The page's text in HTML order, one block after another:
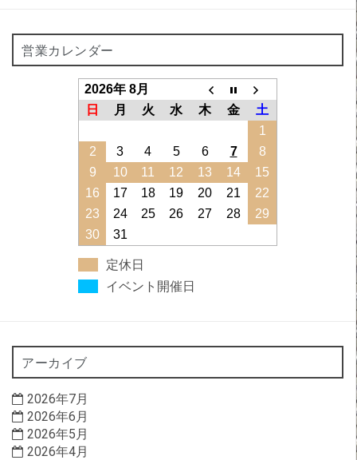
営業カレンダー
2026年 8月
日
月 火 水 木 金
土
1
2
3 4 5 6 7
8
9
10 11 12 13 14
15
16
17 18 19 20 21
22
23
24 25 26 27 28
29
30
31
定休日
イベント開催日
アーカイブ
2026年7月
2026年6月
2026年5月
2026年4月